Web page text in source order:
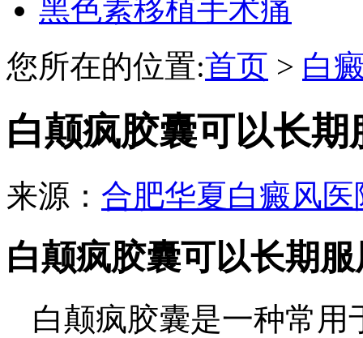
黑色素移植手术痛
您所在的位置:首页 > 白
白颠疯胶囊可以长期
来源： 合肥华夏白癜风医
白颠疯胶囊可以长期
白颠疯胶囊是一种常